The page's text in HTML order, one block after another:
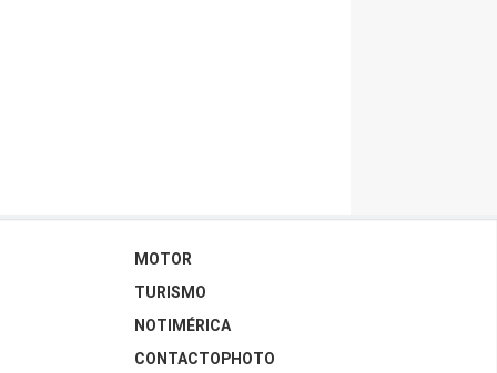
MOTOR
TURISMO
NOTIMÉRICA
CONTACTOPHOTO